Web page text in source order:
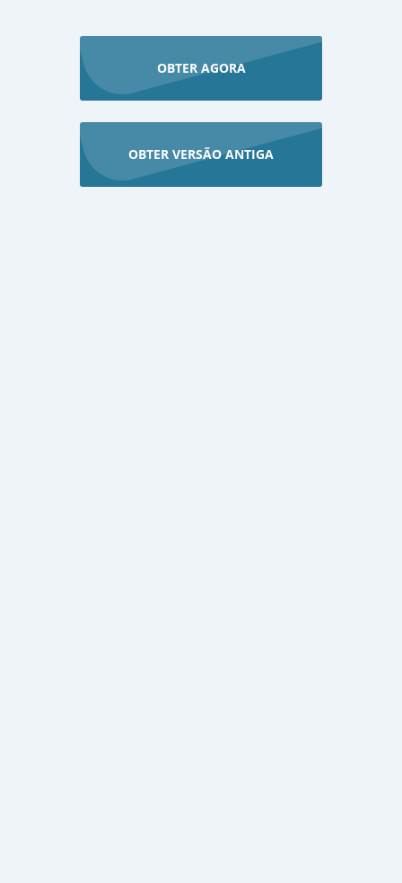
OBTER AGORA
OBTER VERSÃO ANTIGA